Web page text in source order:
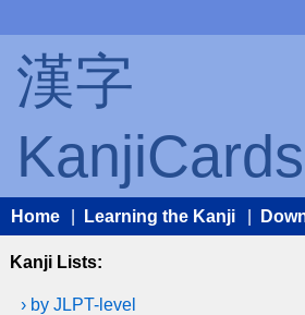
漢字
Home Learning the Kanji
Kanji Lists:
› by JLPT-level